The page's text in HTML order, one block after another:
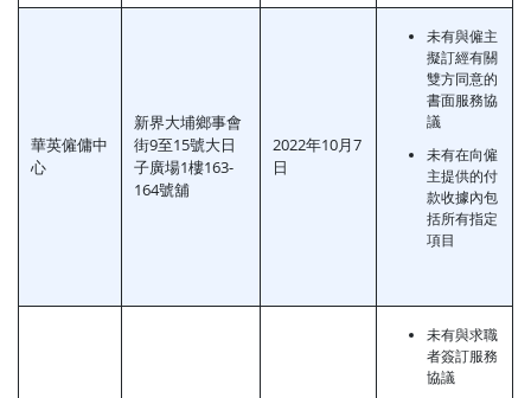
華英僱傭中
心
新界大埔鄉事會
街9至15號大日
子廣場1樓163-
164號舖
2022年10月7
日
未有與僱主
擬訂經有關
雙方同意的
書面服務協
議
未有在向僱
主提供的付
款收據內包
括所有指定
項目
未有與求職
者簽訂服務
協議